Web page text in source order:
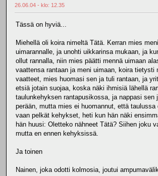
26.06.04 - klo: 12.35
Tässä on hyviä...
Miehellä oli koira nimeltä Tätä. Kerran mies
uimarannalle, ja unohti uikkarinsa mukaan, ja
ollut rannalla, niin mies päätti mennä uimaan
vaattensa rantaan ja meni uimaan, koira tietysti
vaatteet, mies huomasi sen ja tuli rantaan, ja
etsiä jotain suojaa, koska näki ihmisiä lähellä
taulunkehyksen rantapusikossa, ja nappasi sen
perään, mutta mies ei huomannut, että taulussa
vaan pelkät kehykset, heti kun hän näki
hän huusi: Oletteko nähneet Tätä? Siihen joku
mutta en ennen kehyksissä.
Ja toinen
Nainen, joka odotti kolmosia, joutui